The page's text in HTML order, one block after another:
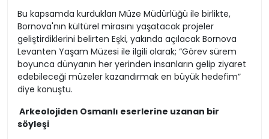
Bu kapsamda kurdukları Müze Müdürlüğü ile birlikte,
Bornova'nın kültürel mirasını yaşatacak projeler
geliştirdiklerini belirten Eşki, yakında açılacak Bornova
Levanten Yaşam Müzesi ile ilgili olarak; “Görev sürem
boyunca dünyanın her yerinden insanların gelip ziyaret
edebileceği müzeler kazandırmak en büyük hedefim”
diye konuştu.
Arkeolojiden Osmanlı eserlerine uzanan bir
söyleşi